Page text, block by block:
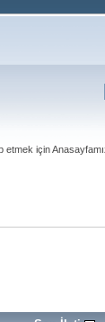
için